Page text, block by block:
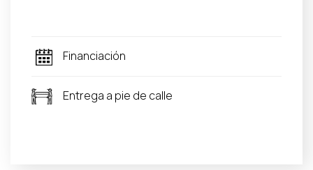
Financiación
Entrega a pie de calle